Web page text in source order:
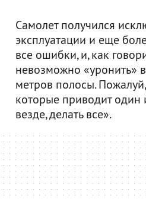
Самолет получился
эксплуатации и еще
все ошибки, и, как
невозможно «уронить»
метров полосы.
которые приводит один
везде, делать все».